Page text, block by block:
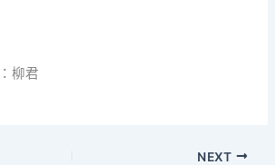
：柳君
NEXT